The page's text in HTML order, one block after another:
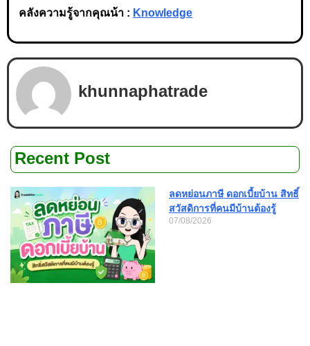
คลังความรู้จากคุณน้า : Knowledge
khunnaphatrade
Recent Post
ลดหย่อนภาษี ดอกเบี้ยบ้าน สิทธิ์
สวัสดิการที่คนมีบ้านต้องรู้
07/08/2026